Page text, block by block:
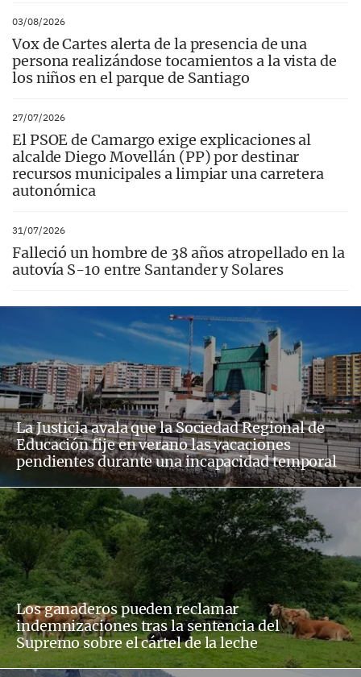
03/08/2026
Vox de Cartes alerta de la presencia de una
persona realizándose tocamientos a la vista de
los niños en el parque de Santiago
27/07/2026
El PSOE de Camargo exige explicaciones al
alcalde Diego Movellán (PP) por destinar
recursos municipales a limpiar una carretera
autonómica
31/07/2026
Falleció un hombre de 38 años atropellado en la
autovía S-10 entre Santander y Solares
La Justicia avala que la Sociedad Regional de
Educación fije en verano las vacaciones
pendientes durante una incapacidad temporal
Los ganaderos pueden reclamar
indemnizaciones tras la sentencia del
Supremo sobre el cártel de la leche